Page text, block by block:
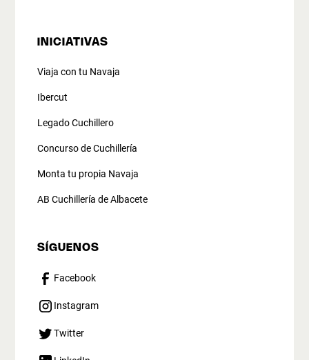
INICIATIVAS
Viaja con tu Navaja
Ibercut
Legado Cuchillero
Concurso de Cuchillería
Monta tu propia Navaja
AB Cuchillería de Albacete
SÍGUENOS
Facebook
Instagram
Twitter